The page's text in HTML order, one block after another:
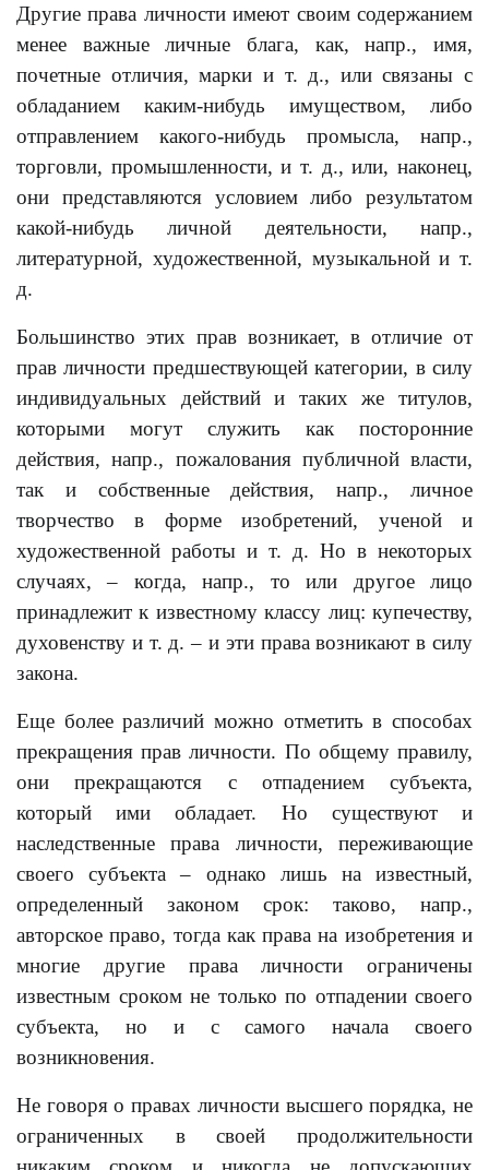
Другие права личности имеют своим содержанием
менее важные личные блага, как, напр., имя,
почетные отличия, марки и т. д., или связаны с
обладанием каким-нибудь имуществом, либо
отправлением какого-нибудь промысла, напр.,
торговли, промышленности, и т. д., или, наконец,
они представляются условием либо результатом
какой-нибудь личной деятельности, напр.,
литературной, художественной, музыкальной и т.
д.
Большинство этих прав возникает, в отличие от
прав личности предшествующей категории, в силу
индивидуальных действий и таких же титулов,
которыми могут служить как посторонние
действия, напр., пожалования публичной власти,
так и собственные действия, напр., личное
творчество в форме изобретений, ученой и
художественной работы и т. д. Но в некоторых
случаях, – когда, напр., то или другое лицо
принадлежит к известному классу лиц: купечеству,
духовенству и т. д. – и эти права возникают в силу
закона.
Еще более различий можно отметить в способах
прекращения прав личности. По общему правилу,
они прекращаются с отпадением субъекта,
который ими обладает. Но существуют и
наследственные права личности, переживающие
своего субъекта – однако лишь на известный,
определенный законом срок: таково, напр.,
авторское право, тогда как права на изобретения и
многие другие права личности ограничены
известным сроком не только по отпадении своего
субъекта, но и с самого начала своего
возникновения.
Не говоря о правах личности высшего порядка, не
ограниченных в своей продолжительности